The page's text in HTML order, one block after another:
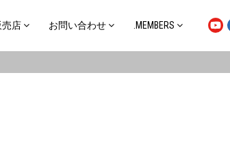
売店 お問い合わせ .MEMBERS